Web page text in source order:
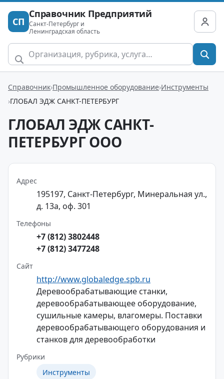
СП
Справочник Предприятий
Санкт-Петербург и
Ленинградская область
Справочник Промышленное оборудование Инструменты
ГЛОБАЛ ЭДЖ САНКТ-ПЕТЕРБУРГ
ГЛОБАЛ ЭДЖ САНКТ-
ПЕТЕРБУРГ ООО
Адрес
195197, Санкт-Петербург, Минеральная ул.,
д. 13а, оф. 301
Телефоны
+7 (812) 3802448
+7 (812) 3477248
Сайт
http://www.globaledge.spb.ru
Деревообрабатывающие станки,
деревообрабатывающее оборудование,
сушильные камеры, влагомеры. Поставки
деревообрабатывающего оборудования и
станков для деревообработки
Рубрики
Инструменты